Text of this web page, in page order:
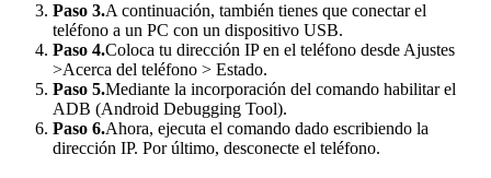
Paso 3.A continuación, también tienes que conectar el
teléfono a un PC con un dispositivo USB.
Paso 4.Coloca tu dirección IP en el teléfono desde Ajustes
>Acerca del teléfono > Estado.
Paso 5.Mediante la incorporación del comando habilitar el
ADB (Android Debugging Tool).
Paso 6.Ahora, ejecuta el comando dado escribiendo la
dirección IP. Por último, desconecte el teléfono.